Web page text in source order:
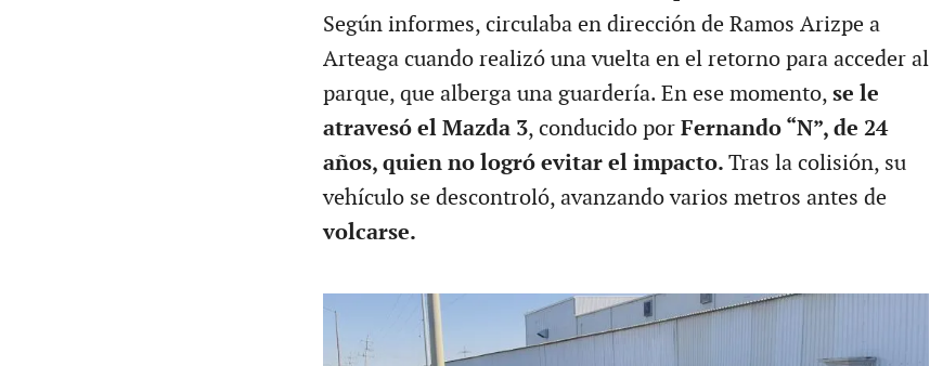
Según informes, circulaba en dirección de Ramos Arizpe a
Arteaga cuando realizó una vuelta en el retorno para acceder al
parque, que alberga una guardería. En ese momento, se le
atravesó el Mazda 3, conducido por Fernando “N”, de 24
años, quien no logró evitar el impacto. Tras la colisión, su
vehículo se descontroló, avanzando varios metros antes de
volcarse.